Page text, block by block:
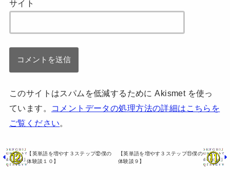
サイト
このサイトはスパムを低減するために Akismet を使っ
ています。
コメントデータの処理方法の詳細はこちらを
ご覧ください。
【英単語を増やす３ステップ⑫僕の
体験談１０】
【英単語を増やす３ステップ⑪僕の
体験談９】